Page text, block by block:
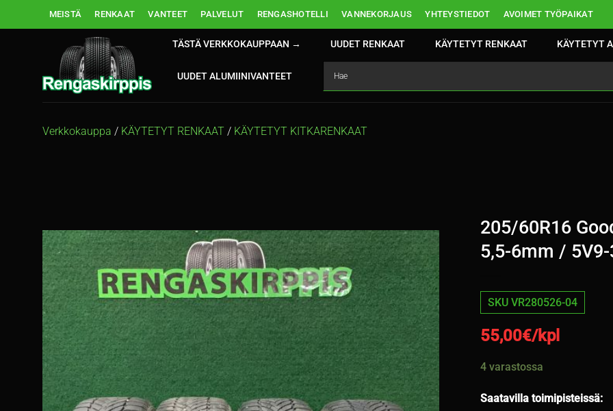
MEISTÄ RENKAAT VANTEET PALVELUT RENGASHOTELLI VANNEKORJAUS YHTEYSTIEDOT AVOIMET TYÖPAIKAT
TÄSTÄ VERKKOKAUPPAAN → UUDET RENKAAT KÄYTETYT RENKAAT KÄYTETYT
UUDET ALUMIINIVANTEET
Verkkokauppa / KÄYTETYT RENKAAT / KÄYTETYT KITKARENKAAT
205/60R16
5,5-6mm / 5V9-
SKU VR280526-04
55,00€/kpl
4 varastossa
Saatavilla toimipisteissä: